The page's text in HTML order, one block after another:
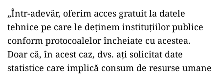
„Într-adevăr, oferim acces gratuit la datele
tehnice pe care le deținem instituțiilor publice
conform protocoalelor încheiate cu acestea.
Doar că, în acest caz, dvs. ați solicitat date
statistice care implică consum de resurse umane